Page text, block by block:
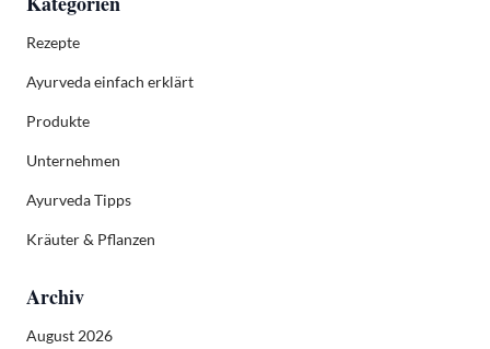
Rezepte
Ayurveda einfach erklärt
Produkte
Unternehmen
Ayurveda Tipps
Kräuter & Pflanzen
Archiv
August 2026